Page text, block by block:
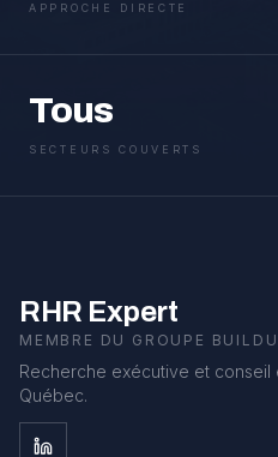
APPROCHE DIRECTE
Tous
SECTEURS COUVERTS
RHR Expert
MEMBRE DU GROUPE
Recherche exécutive et conseil
Québec.